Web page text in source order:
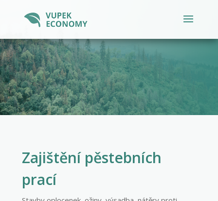
Zajištění pěstebních
prací